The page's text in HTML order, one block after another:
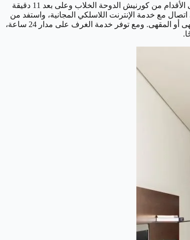
اكتشف مساحة المعيشة المثالية في فندق فريزر سويتس الدوحة ، الدوحة ، الذي يتمتع بموقع مركزي في الدوحة. على بعد دقيقة واحدة فقط سيرًا على الأقدام من كورنيش الدوحة الخلاب وعلى بعد 11 دقيقة
مع خدمة الإنترنت اللاسلكي المجانية، واستفد من
خدمات الكونسيرج وخيارات مجالسة الأطفال. تذوق وجبات لذيذة في مطعمنا الموجود بالموقع، All Day Dining، أو استمتع بتناول وجبة خفيفة في المقهى أو المقهى. ومع توفر خدمة الغرف على مدار 24 ساعة،